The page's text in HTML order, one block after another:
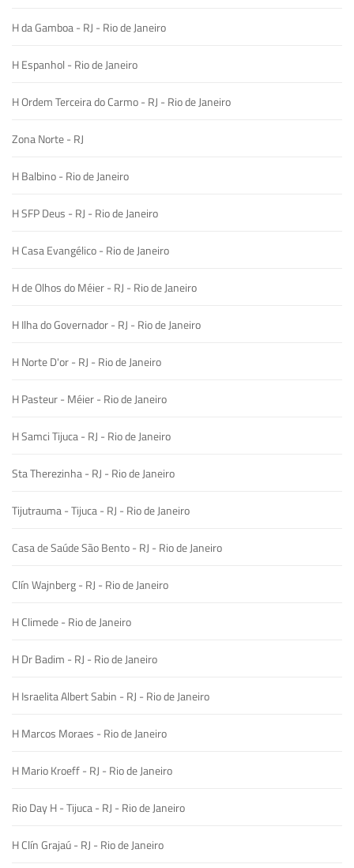
H da Gamboa - RJ - Rio de Janeiro
H Espanhol - Rio de Janeiro
H Ordem Terceira do Carmo - RJ - Rio de Janeiro
Zona Norte - RJ
H Balbino - Rio de Janeiro
H SFP Deus - RJ - Rio de Janeiro
H Casa Evangélico - Rio de Janeiro
H de Olhos do Méier - RJ - Rio de Janeiro
H Ilha do Governador - RJ - Rio de Janeiro
H Norte D'or - RJ - Rio de Janeiro
H Pasteur - Méier - Rio de Janeiro
H Samci Tijuca - RJ - Rio de Janeiro
Sta Therezinha - RJ - Rio de Janeiro
Tijutrauma - Tijuca - RJ - Rio de Janeiro
Casa de Saúde São Bento - RJ - Rio de Janeiro
Clín Wajnberg - RJ - Rio de Janeiro
H Climede - Rio de Janeiro
H Dr Badim - RJ - Rio de Janeiro
H Israelita Albert Sabin - RJ - Rio de Janeiro
H Marcos Moraes - Rio de Janeiro
H Mario Kroeff - RJ - Rio de Janeiro
Rio Day H - Tijuca - RJ - Rio de Janeiro
H Clín Grajaú - RJ - Rio de Janeiro